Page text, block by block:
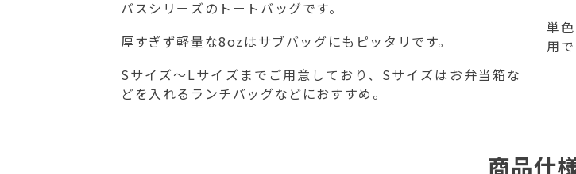
バスシリーズのトートバッグです。
厚すぎず軽量な8ozはサブバッグにもピッタリです。
Sサイズ～Lサイズまでご用意しており、Sサイズはお弁当箱な
どを入れるランチバッグなどにおすすめ。
単
用で
商品仕